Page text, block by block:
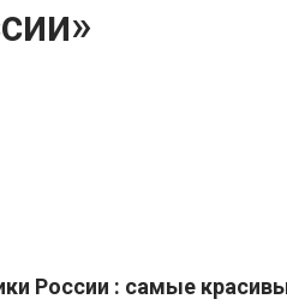
России : самые